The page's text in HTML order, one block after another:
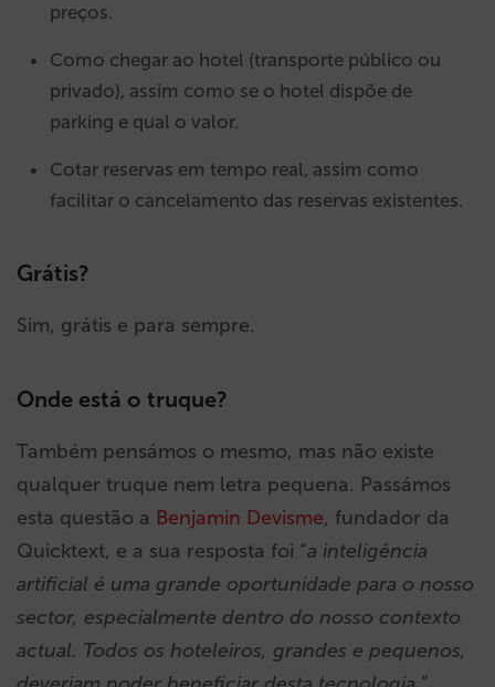
preços.
Como chegar ao hotel (transporte público ou
privado), assim como se o hotel dispõe de
parking e qual o valor.
Cotar reservas em tempo real, assim como
facilitar o cancelamento das reservas existentes.
Grátis?
Sim, grátis e para sempre.
Onde está o truque?
Também pensámos o mesmo, mas não existe
qualquer truque nem letra pequena. Passámos
esta questão a Benjamin Devisme, fundador da
Quicktext, e a sua resposta foi “a inteligência
artificial é uma grande oportunidade para o nosso
sector, especialmente dentro do nosso contexto
actual. Todos os hoteleiros, grandes e pequenos,